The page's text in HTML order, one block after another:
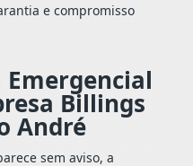
e compromisso
Billings
André
sem aviso, a